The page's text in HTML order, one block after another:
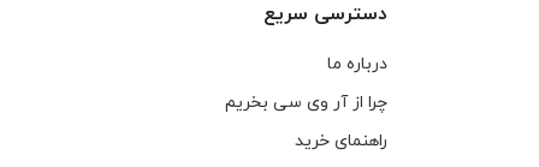
دسترسی سریع
درباره ما
چرا از آر وی سی بخریم
راهنمای خرید